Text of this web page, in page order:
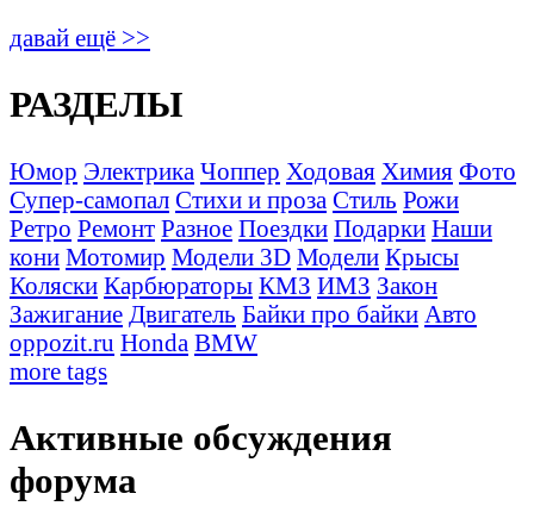
давай ещё >>
РАЗДЕЛЫ
Юмор Электрика Чоппер Ходовая Химия Фото
Супер-самопал Стихи и проза Стиль Рожи
Ретро Ремонт Разное Поездки Подарки Наши
кони Мотомир Модели 3D Модели Крысы
Коляски Карбюраторы КМЗ ИМЗ Закон
Зажигание Двигатель Байки про байки Авто
oppozit.ru Honda BMW
more tags
Активные обсуждения
форума